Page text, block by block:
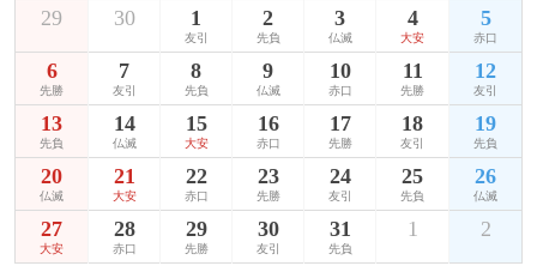
29 30 1
友引
2
先負
3
仏滅
4
大安
5
赤口
6
先勝
7
友引
8
先負
9
仏滅
10
赤口
11
先勝
12
友引
13
先負
14
仏滅
15
大安
16
赤口
17
先勝
18
友引
19
先負
20
仏滅
21
大安
22
赤口
23
先勝
24
友引
25
先負
26
仏滅
27
大安
28
赤口
29
先勝
30
友引
31
先負
1 2